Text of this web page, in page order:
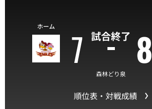
試合終了
ホーム 7 8
森林どり泉
順位表・対戦成績